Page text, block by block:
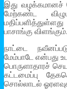
இது வழக்கமானச்
மேற்கண்ட
பாசாங்கு விளங்கும்.
நாட்டை
மேம்பாடே என்பது
பொருளாதாரச்
கட்டமைப்பு
சொல்லாடல்